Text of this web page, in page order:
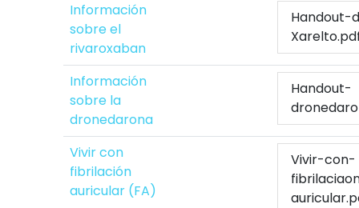
Información
sobre el
rivaroxaban
Handout-
Información
sobre la
dronedarona
Handout-
Vivir con
fibrilación
auricular (FA)
Vivir-con-